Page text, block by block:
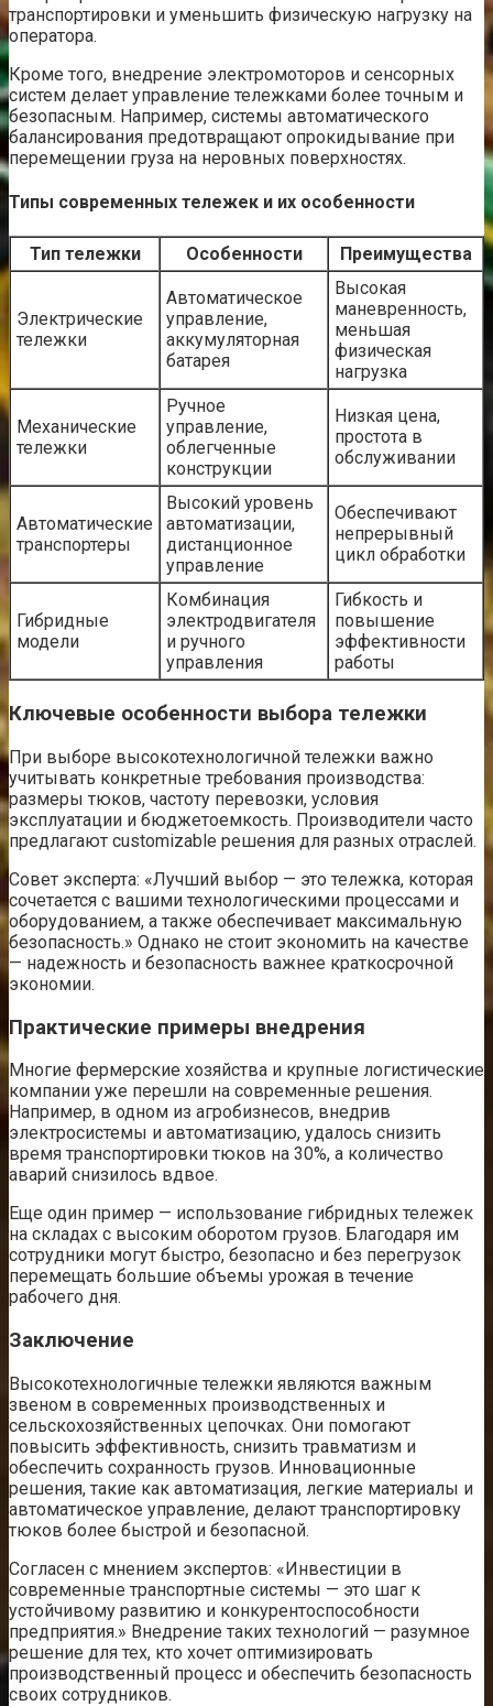
транспортировки и уменьшить физическую нагрузку на
оператора.
Кроме того, внедрение электромоторов и сенсорных
систем делает управление тележками более точным и
безопасным. Например, системы автоматического
балансирования предотвращают опрокидывание при
перемещении груза на неровных поверхностях.
Типы современных тележек и их особенности
Тип тележки Особенности Преимущества
Электрические
тележки
Автоматическое
управление,
аккумуляторная
батарея
Высокая
маневренность,
меньшая
физическая
нагрузка
Механические
тележки
Ручное
управление,
облегченные
конструкции
Низкая цена,
простота в
обслуживании
Автоматические
транспортеры
Высокий уровень
автоматизации,
дистанционное
управление
Обеспечивают
непрерывный
цикл обработки
Гибридные
модели
Комбинация
электродвигателя
и ручного
управления
Гибкость и
повышение
эффективности
работы
Ключевые особенности выбора тележки
При выборе высокотехнологичной тележки важно
учитывать конкретные требования производства:
размеры тюков, частоту перевозки, условия
эксплуатации и бюджетоемкость. Производители часто
предлагают customizable решения для разных отраслей.
Совет эксперта: «Лучший выбор — это тележка, которая
сочетается с вашими технологическими процессами и
оборудованием, а также обеспечивает максимальную
безопасность.» Однако не стоит экономить на качестве
— надежность и безопасность важнее краткосрочной
экономии.
Практические примеры внедрения
Многие фермерские хозяйства и крупные логистические
компании уже перешли на современные решения.
Например, в одном из агробизнесов, внедрив
электросистемы и автоматизацию, удалось снизить
время транспортировки тюков на 30%, а количество
аварий снизилось вдвое.
Еще один пример — использование гибридных тележек
на складах с высоким оборотом грузов. Благодаря им
сотрудники могут быстро, безопасно и без перегрузок
перемещать большие объемы урожая в течение
рабочего дня.
Заключение
Высокотехнологичные тележки являются важным
звеном в современных производственных и
сельскохозяйственных цепочках. Они помогают
повысить эффективность, снизить травматизм и
обеспечить сохранность грузов. Инновационные
решения, такие как автоматизация, легкие материалы и
автоматическое управление, делают транспортировку
тюков более быстрой и безопасной.
Согласен с мнением экспертов: «Инвестиции в
современные транспортные системы — это шаг к
устойчивому развитию и конкурентоспособности
предприятия.» Внедрение таких технологий — разумное
решение для тех, кто хочет оптимизировать
производственный процесс и обеспечить безопасность
своих сотрудников.